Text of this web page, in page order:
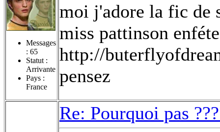
Messages
: 65
Statut :
Arrivante
Pays :
France
moi j'adore la fic de
miss pattinson
http://
pensez
Re: Pourquoi pas